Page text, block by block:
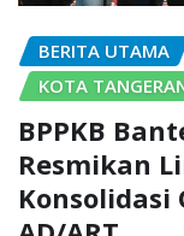
BERITA UTAMA
KOTA
BPPKB
Resmikan
Konsolidasi